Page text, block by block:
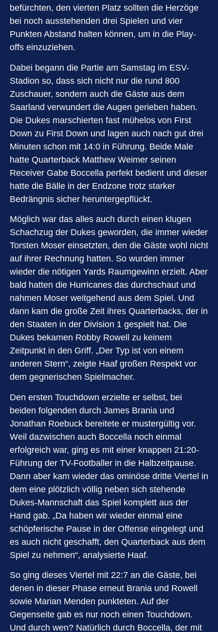
befürchten, den vierten Platz sollten die Herzöge
bei noch ausstehenden drei Spielen und vier
Punkten Abstand halten können, um in die Play-
offs einzuziehen.
Dabei begann die Partie am Samstag im ESV-
Stadion so, dass sich nicht nur die rund 800
Zuschauer, sondern auch die Gäste aus dem
Saarland verwundert die Augen gerieben haben.
Die Dukes marschierten fast mühelos von First
Down zu First Down und lagen auch nach gut drei
Minuten schon mit 14:0 in Führung. Beide Male
hatte Quarterback Matthew Weimer seinen
Receiver Gabe Boccella perfekt bedient und dieser
hatte die Bälle in der Endzone trotz starker
Bedrängnis sicher heruntergepflückt.
Möglich war das alles auch durch einen klugen
Schachzug der Dukes geworden, die immer wieder
Torsten Moser einsetzten, den die Gäste wohl nicht
auf ihrer Rechnung hatten. So wurden immer
wieder die nötigen Yards Raumgewinn erzielt. Aber
bald hatten die Hurricanes das durchschaut und
nahmen Moser weitgehend aus dem Spiel. Und
dann kam die große Zeit ihres Quarterbacks, der in
den Staaten in der Division 1 gespielt hat. Die
Dukes bekamen Robby Rowell zu keinem
Zeitpunkt in den Griff. „Der Typ ist von einem
anderen Stern“, zeigte Haaf großen Respekt vor
dem gegnerischen Spielmacher.
Den ersten Touchdown erzielte er selbst, bei
beiden folgenden durch James Brania und
Jonathan Roebuck bereitete er mustergültig vor.
Weil dazwischen auch Boccella noch einmal
erfolgreich war, ging es mit einer knappen 21:20-
Führung der TV-Footballer in die Halbzeitpause.
Dann aber kam wieder das ominöse dritte Viertel in
dem eine plötzlich völlig neben sich stehende
Dukes-Mannschaft das Spiel komplett aus der
Hand gab. „Da haben wir wieder einmal eine
schöpferische Pause in der Offense eingelegt und
es auch nicht geschafft, den Quarterback aus dem
Spiel zu nehmen“, analysierte Haaf.
So ging dieses Viertel mit 22:7 an die Gäste, bei
denen in dieser Phase erneut Brania und Rowell
sowie Marian Menden punkteten. Auf der
Gegenseite gab es nur noch einen Touchdown.
Und durch wen? Natürlich durch Boccella, der mit